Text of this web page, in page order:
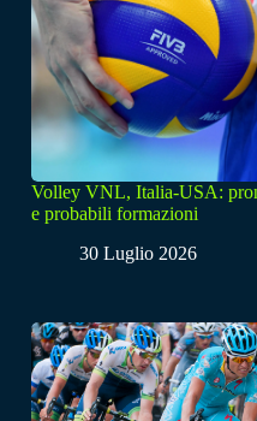
Volley VNL, Italia-USA:
e probabili formazioni
30 Luglio 2026